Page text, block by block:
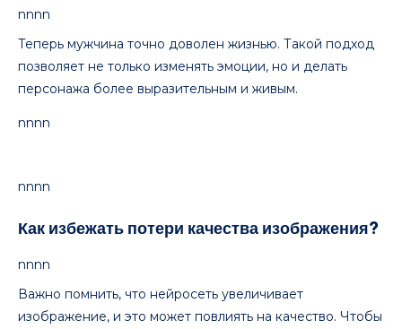
nnnn
Теперь мужчина точно доволен жизнью. Такой подход
позволяет не только изменять эмоции, но и делать
персонажа более выразительным и живым.
nnnn
nnnn
Как избежать потери качества изображения?
nnnn
Важно помнить, что нейросеть увеличивает
изображение, и это может повлиять на качество. Чтобы